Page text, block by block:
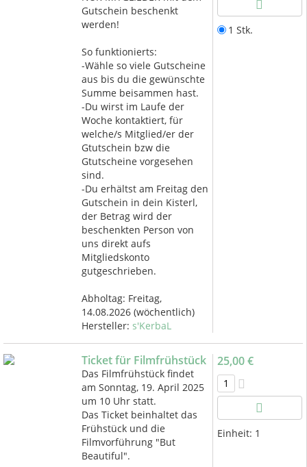
Gutschein beschenkt
werden!
So funktionierts:
-Wähle so viele Gutscheine
aus bis du die gewünschte
Summe beisammen hast.
-Du wirst im Laufe der
Woche kontaktiert, für
welche/s Mitglied/er der
Gtutschein bzw die
Gtutscheine vorgesehen
sind.
-Du erhältst am Freitag den
Gutschein in dein Kisterl,
der Betrag wird der
beschenkten Person von
uns direkt aufs
Mitgliedskonto
gutgeschrieben.
Abholtag: Freitag,
14.08.2026(wöchentlich)
Hersteller: s'KerbaL
1 Stk.
Ticket für Filmfrühstück
Das Filmfrühstück findet
am Sonntag, 19. April 2025
um 10 Uhr statt.
Das Ticket beinhaltet das
Frühstück und die
Filmvorführung "But
Beautiful".
25,00 €
Einheit: 1